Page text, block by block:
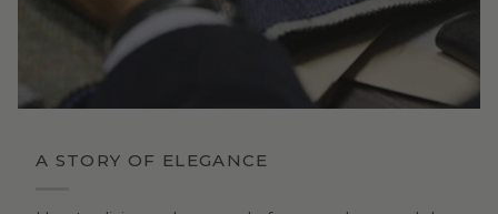
A STORY OF ELEGANCE